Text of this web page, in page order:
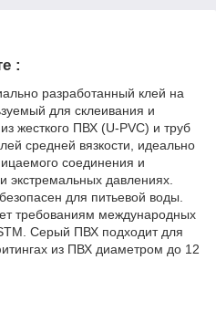
:
разработанный клей на
для склеивания и
жесткого ПВХ (U-PVC) и труб
средней вязкости, идеально
соединения и
экстремальных давлениях.
для питьевой воды.
требованиям международных
Серый ПВХ подходит для
из ПВХ диаметром до 12